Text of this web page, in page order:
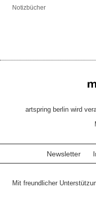
Notizbücher
artspring berlin wird
Newsletter
Mit freundlicher